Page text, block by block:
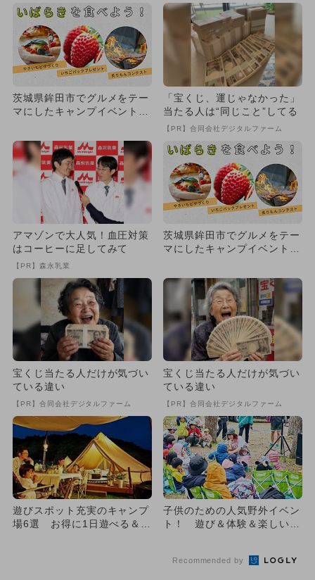
茨城県鉾田市でグルメをテー
マにしたキャンプイベントが
「宝くじ、運じゃなかった」
当たる人は“同じこと”してる
【PR】合同会社デジタルファーム
アマゾンで大人気！血圧対策
はコーヒーに足してみて
【PR】森永乳業
茨城県鉾田市でグルメをテー
マにしたキャンプイベントが
宝くじ当たる人だけが気づい
ている違い
【PR】合同会社デジタルファーム
宝くじ当たる人だけが気づい
ている違い
【PR】合同会社デジタルファーム
遊びスポット充実のキャンプ
場6選 お得に1日遊べる＆初
子供のための人気野外イベン
ト！ 遊び＆体験＆楽しい教
Recommended by